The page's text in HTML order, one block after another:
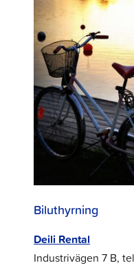
Biluthyrning
Deili Rental
Industrivägen 7 B,